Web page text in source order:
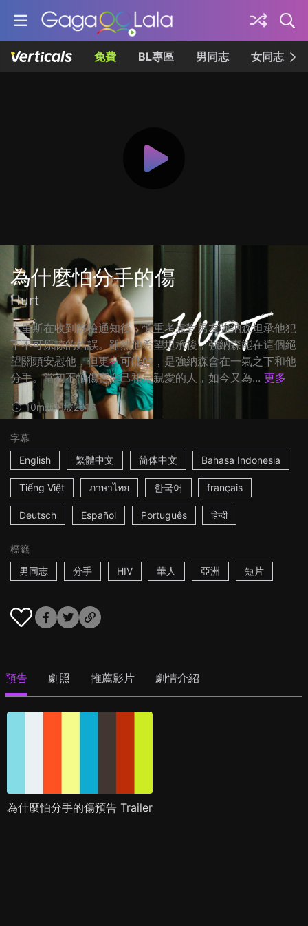
免費 BL專區 男同志 女同志
為什麼怕分手的傷
Hurt
克里斯在收到篩檢通知後，慎重考慮對男友強納森坦承他犯
下不可原諒的錯誤。雖然他希望坦承後，強納森能在這個絕
望關頭安慰他，但更有可能的，是強納森會在一氣之下和他
分手。當初不怕傷害自己和最親愛的人，如今又為... 更多
10m新加坡2016
字幕
English
繁體中文 简体中文 Bahasa Indonesia
Tiếng Việt ภาษาไทย 한국어 français
Deutsch Español Português हिन्दी
標籤
男同志
分手 HIV 華人 亞洲 短片
預告 劇照 推薦影片 劇情介紹
為什麼怕分手的傷預告 Trailer